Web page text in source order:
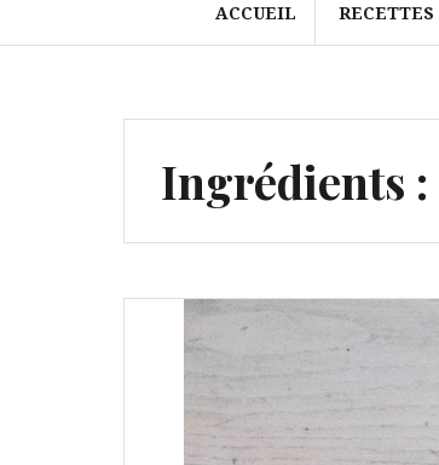
ACCUEIL RECETTES
Ingrédients :